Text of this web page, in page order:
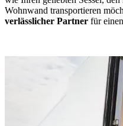
Wohnwand transportieren
verlässlicher Partner für